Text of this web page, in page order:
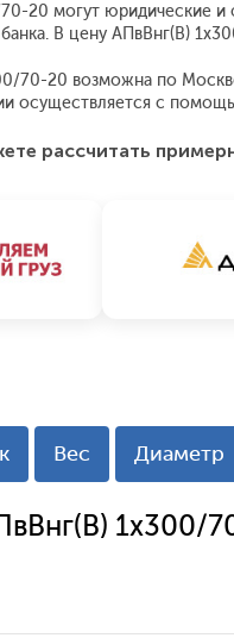
20 могут юридические
банка. В цену АПвВнг(В)
70-20 возможна по
осуществляется с
рассчитать
Вес Диаметр
1x300/